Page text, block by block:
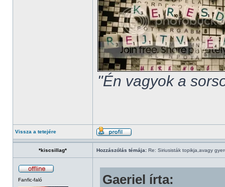
"Én vagyok a
Vissza a tetejére
*kiscsillag* Hozzászólás témája: Re: Siriusisták topikja,avagy
Fanfic-faló Gaeriel írta: